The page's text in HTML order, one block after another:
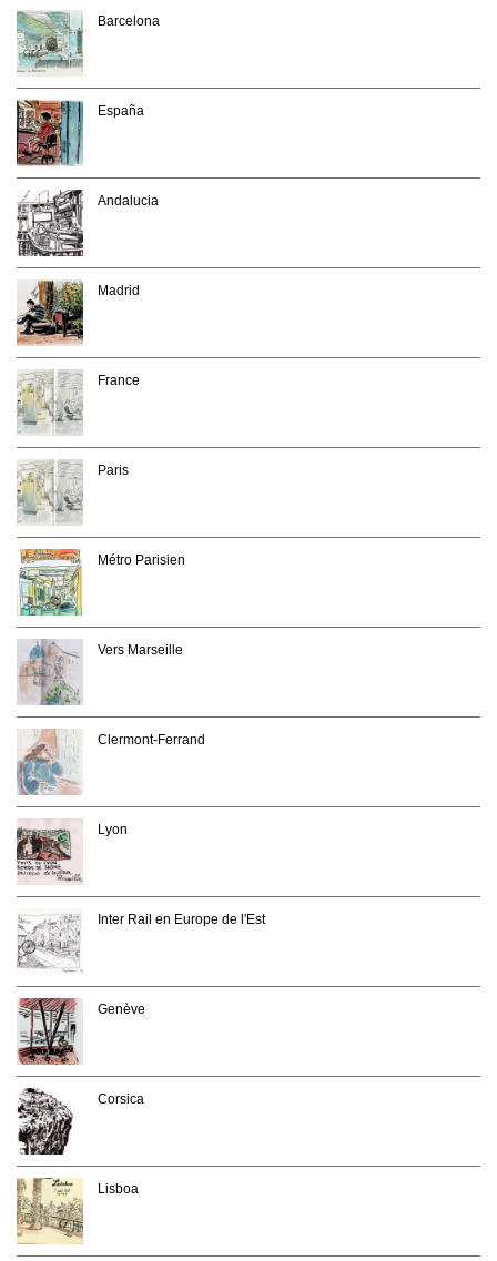
Barcelona
España
Andalucia
Madrid
France
Paris
Métro Parisien
Vers Marseille
Clermont-Ferrand
Lyon
Inter Rail en Europe de l'Est
Genève
Corsica
Lisboa